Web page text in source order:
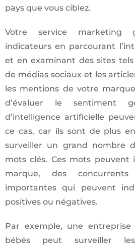
pays que vous ciblez.
Votre service marketing
indicateurs en parcourant
et en examinant des sites
de médias sociaux et les
les mentions de votre
d’évaluer le sentiment
d’intelligence artificielle
ce cas, car ils sont de plus
surveiller un grand nombre
mots clés. Ces mots peuvent
marque, des
importantes qui peuvent
positives ou négatives.
Par exemple, une
bébés peut surveiller